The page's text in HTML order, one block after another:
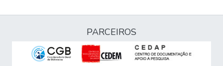
PARCEIROS